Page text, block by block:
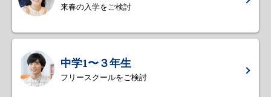
来春の入学をご検討
中学1〜３年生
フリースクールをご検討